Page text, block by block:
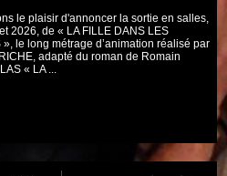
le plaisir d'annoncer la sortie en salles,
2026, de « LA FILLE DANS LES
», le long métrage d’animation réalisé par
adapté du roman de Romain
« LA ...